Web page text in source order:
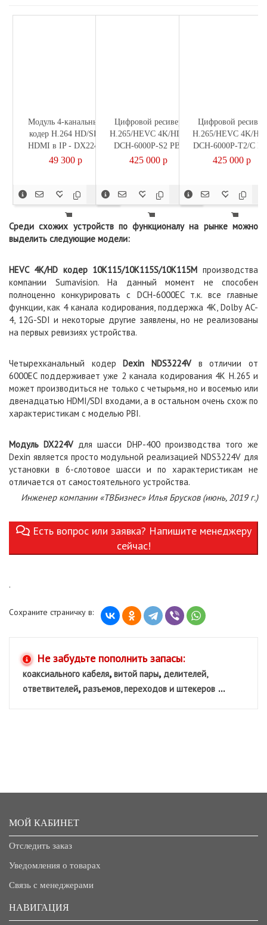
Модуль 4-канальный
кодер H.264 HD/SD,
HDMI в IP - DX224S
Dexing
49 300 p
Цифровой ресивер
H.265/HEVC 4K/HD -
DCH-6000P-S2 PBI
425 000 p
Цифровой ресивер
H.265/HEVC 4K/HD
DCH-6000P-T2/C
425 000p
Среди схожих устройств по функционалу на рынке можно
выделить следующие модели:
HEVC 4K/HD кодер 10K115/10K115S/10K115M производства
компании Sumavision. На данный момент не способен
полноценно конкурировать с DCH-6000EC т.к. все главные
функции, как 4 канала кодирования, поддержка 4К, Dolby AC-
4, 12G-SDI и некоторые другие заявлены, но не реализованы
на первых ревизиях устройства.
Четырехканальный кодерDexin NDS3224Vв отличии от
6000EC поддерживает уже 2 канала кодирования 4К H.265 и
может производиться не только с четырьмя, но и восемью или
двенадцатью HDMI/SDI входами, а в остальном очень схож по
характеристикам с моделью PBI.
Модуль DX224Vдля шасси DHP-400 производства того же
Dexin является просто модульной реализацией NDS3224V для
установки в 6-слотовое шасси и по характеристикам не
отличается от самостоятельного устройства.
Инженер компании «ТВБизнес» Илья Брусков (июнь, 2019 г.)
Есть вопрос или заявка? Напишите менеджеру
сейчас!
.
Сохраните страничку в:
Не забудьте пополнить запасы:
коаксиального кабеля,витой пары, делителей,
ответвителей,разъемов, переходов и штекеров ...
МОЙ КАБИНЕТ
Отследить заказ
Уведомления о товарах
Связь с менеджерами
НАВИГАЦИЯ